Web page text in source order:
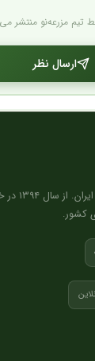
مزرعه‌نو منتشر
ارسال نظر
مرجع
کشور.